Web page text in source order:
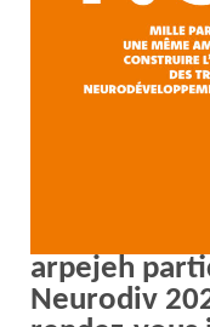
arpejeh
Neurodiv